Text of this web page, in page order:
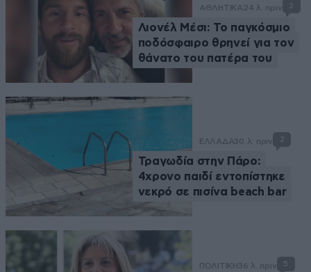
ΑΘΛΗΤΙΚΑ24 λ. πριν 2
Λιονέλ Μέσι: Το παγκόσμιο
ποδόσφαιρο θρηνεί για τον
θάνατο του πατέρα του
ΕΛΛΑΔΑ30 λ. πριν 2
Τραγωδία στην Πάρο:
4χρονο παιδί εντοπίστηκε
νεκρό σε πισίνα beach bar
ΠΟΛΙΤΙΚΗ36 λ. πριν 5